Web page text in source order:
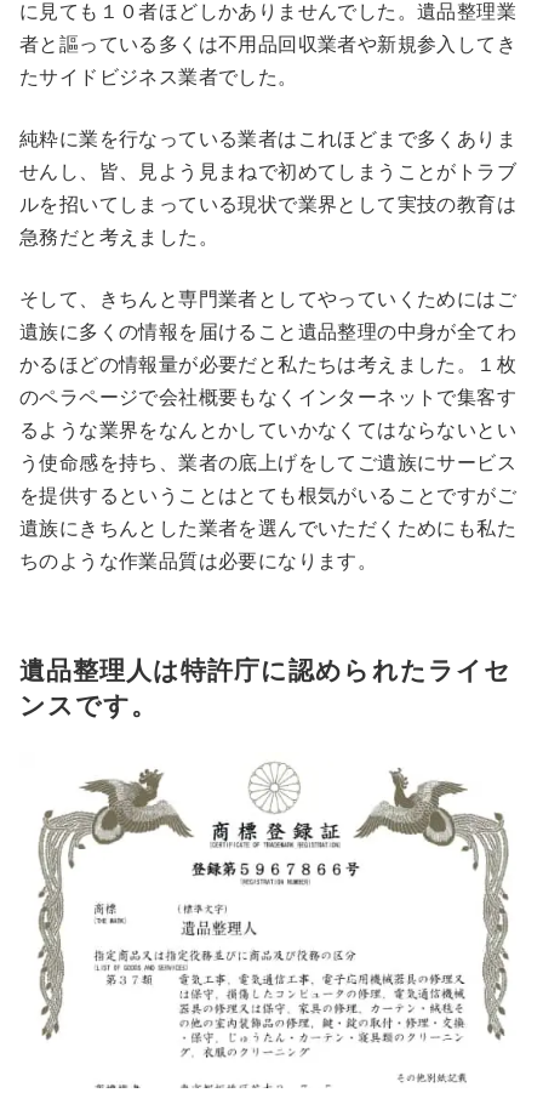
に見ても１０者ほどしかありませんでした。遺品整理業
者と謳っている多くは不用品回収業者や新規参入してき
たサイドビジネス業者でした。
純粋に業を行なっている業者はこれほどまで多くありま
せんし、皆、見よう見まねで初めてしまうことがトラブ
ルを招いてしまっている現状で業界として実技の教育は
急務だと考えました。
そして、きちんと専門業者としてやっていくためにはご
遺族に多くの情報を届けること遺品整理の中身が全てわ
かるほどの情報量が必要だと私たちは考えました。１枚
のペラページで会社概要もなくインターネットで集客す
るような業界をなんとかしていかなくてはならないとい
う使命感を持ち、業者の底上げをしてご遺族にサービス
を提供するということはとても根気がいることですがご
遺族にきちんとした業者を選んでいただくためにも私た
ちのような作業品質は必要になります。
遺品整理人は特許庁に認められたライセ
ンスです。